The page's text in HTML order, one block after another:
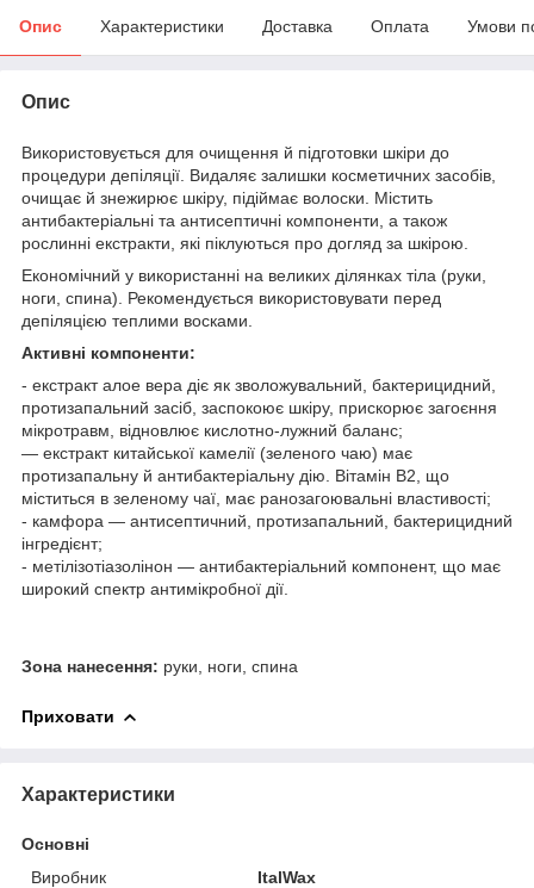
Опис Характеристики Доставка Оплата Умови
Опис
Використовується для очищення й підготовки шкіри до
процедури депіляції. Видаляє залишки косметичних засобів,
очищає й знежирює шкіру, підіймає волоски. Містить
антибактеріальні та антисептичні компоненти, а також
рослинні екстракти, які піклуються про догляд за шкірою.
Економічний у використанні на великих ділянках тіла (руки,
ноги, спина). Рекомендується використовувати перед
депіляцією теплими восками.
Активні компоненти:
- екстракт алое вера діє як зволожувальний, бактерицидний,
протизапальний засіб, заспокоює шкіру, прискорює загоєння
мікротравм, відновлює кислотно-лужний баланс;
— екстракт китайської камелії (зеленого чаю) має
протизапальну й антибактеріальну дію. Вітамін В2, що
міститься в зеленому чаї, має ранозагоювальні властивості;
- камфора — антисептичний, протизапальний, бактерицидний
інгредієнт;
- метілізотіазолінон — антибактеріальний компонент, що має
широкий спектр антимікробної дії.
Зона нанесення: руки, ноги, спина
Приховати
Характеристики
Основні
Виробник
ItalWax